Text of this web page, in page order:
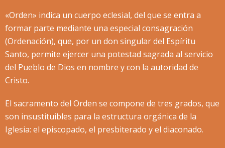
«Orden» indica un cuerpo eclesial, del que se entra a
formar parte mediante una especial consagración
(Ordenación), que, por un don singular del Espíritu
Santo, permite ejercer una potestad sagrada al servicio
del Pueblo de Dios en nombre y con la autoridad de
Cristo.
El sacramento del Orden se compone de tres grados, que
son insustituibles para la estructura orgánica de la
Iglesia: el episcopado, el presbiterado y el diaconado.